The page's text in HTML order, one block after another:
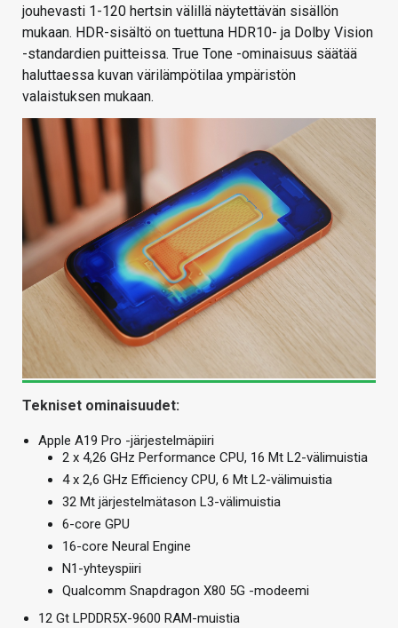
jouhevasti 1-120 hertsin välillä näytettävän sisällön
mukaan. HDR-sisältö on tuettuna HDR10- ja Dolby Vision
-standardien puitteissa. True Tone -ominaisuus säätää
haluttaessa kuvan värilämpötilaa ympäristön
valaistuksen mukaan.
Tekniset ominaisuudet:
Apple A19 Pro -järjestelmäpiiri
2 x 4,26 GHz Performance CPU, 16 Mt L2-välimuistia
4 x 2,6 GHz Efficiency CPU, 6 Mt L2-välimuistia
32 Mt järjestelmätason L3-välimuistia
6-core GPU
16-core Neural Engine
N1-yhteyspiiri
Qualcomm Snapdragon X80 5G -modeemi
12 Gt LPDDR5X-9600 RAM-muistia